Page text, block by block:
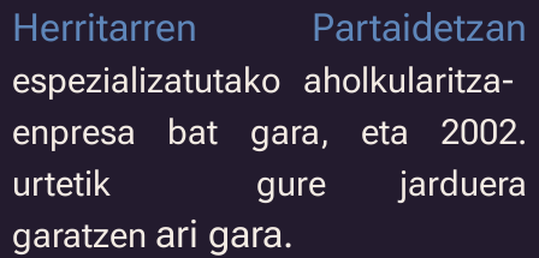
Herritarren Partaidetzan
espezializatutako aholkularitza-
enpresa bat gara, eta 2002.
urtetik gure jarduera
garatzen ari gara.